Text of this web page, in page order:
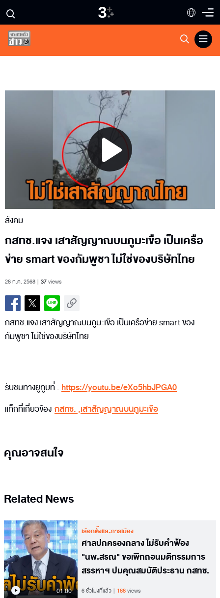
Play
Video
สังคม
กสทช.แจง เสาสัญญาณบนภูมะเขือ เป็นเครือ
ข่าย smart ของกัมพูชา ไม่ใช่ของบริษัทไทย
28 ก.ค. 2568 37views
กสทช.แจง เสาสัญญาณบนภูมะเขือ เป็นเครือข่าย smart ของ
กัมพูชา ไม่ใช่ของบริษัทไทย
รับชมทางยูทูบที่ : https://youtu.be/eXo5hbJPGA0
แท็กที่เกี่ยวข้อง กสทช. ,เสาสัญญาณบนภูมะเขือ
คุณอาจสนใจ
Related News
01.00
เลือกตั้งและการเมือง
ศาลปกครองกลาง ไม่รับคำฟ้อง
"นพ.สรณ" ขอเพิกถอนมติกรรมการ
สรรหาฯ ปมคุณสมบัติประธาน กสทช.
6 ชั่วโมงที่แล้ว 168views